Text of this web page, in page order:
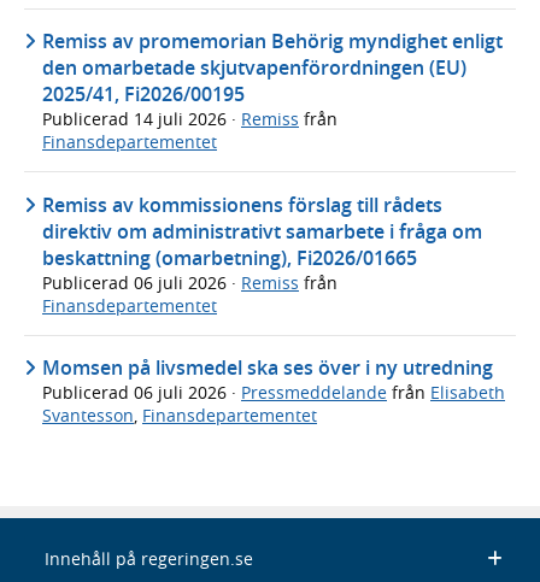
Remiss av promemorian Behörig myndighet enligt
den omarbetade skjutvapenförordningen (EU)
2025/41, Fi2026/00195
Publicerad 14 juli 2026 · Remiss från
Finansdepartementet
Remiss av kommissionens förslag till rådets
direktiv om administrativt samarbete i fråga om
beskattning (omarbetning), Fi2026/01665
Publicerad 06 juli 2026 · Remiss från
Finansdepartementet
Momsen på livsmedel ska ses över i ny utredning
Publicerad 06 juli 2026 · Pressmeddelande från Elisabeth
Svantesson, Finansdepartementet
Innehåll på regeringen.se